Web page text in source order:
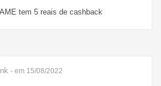
tem 5 reais de cashback
- em 15/08/2022